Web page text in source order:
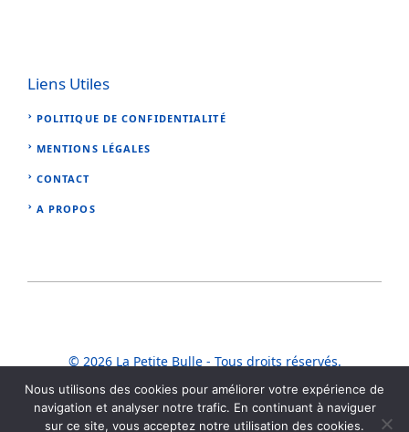
Liens Utiles
POLITIQUE DE CONFIDENTIALITÉ
MENTIONS LÉGALES
CONTACT
A PROPOS
© 2026 La Petite Bulle - Tous droits réservés.
Nous utilisons des cookies pour améliorer votre expérience de
navigation et analyser notre trafic. En continuant à naviguer
sur ce site, vous acceptez notre utilisation des cookies.